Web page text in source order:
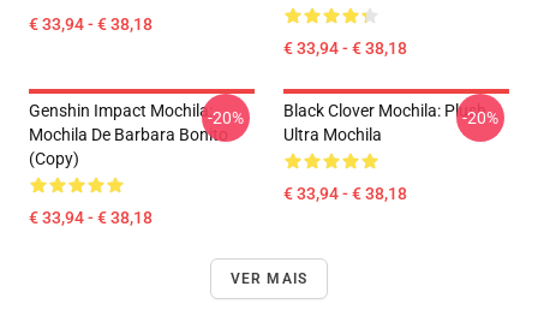
€ 33,94 - € 38,18
€ 33,94 - € 38,18
Genshin Impact Mochila:
Mochila De Barbara Bonito
(Copy)
€ 33,94 - € 38,18
-20%
Black Clover Mochila: Plush
Ultra Mochila
€ 33,94 - € 38,18
-20%
VER MAIS